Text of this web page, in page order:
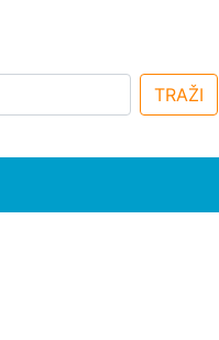
TRAŽI